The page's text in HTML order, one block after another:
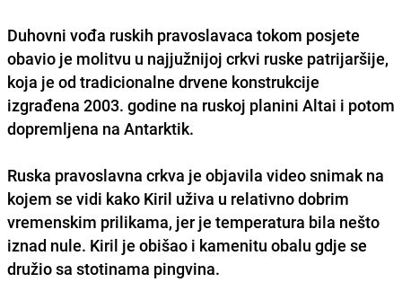
Duhovni vođa ruskih pravoslavaca tokom posjete
obavio je molitvu u najjužnijoj crkvi ruske patrijaršije,
koja je od tradicionalne drvene konstrukcije
izgrađena 2003. godine na ruskoj planini Altai i potom
dopremljena na Antarktik.
Ruska pravoslavna crkva je objavila video snimak na
kojem se vidi kako Kiril uživa u relativno dobrim
vremenskim prilikama, jer je temperatura bila nešto
iznad nule. Kiril je obišao i kamenitu obalu gdje se
družio sa stotinama pingvina.